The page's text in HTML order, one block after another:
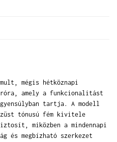
mégis hétköznapi
amely a funkcionalitást
tartja. A modell
tónusú fém kivitele
miközben a mindennapi
és megbízható szerkezet